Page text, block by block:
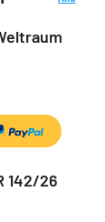
142/26